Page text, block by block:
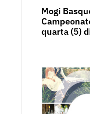
Mogi
quarta (5)